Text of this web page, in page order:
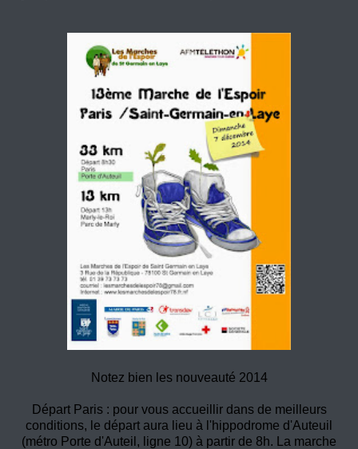
Notez bien les nouveauté 2014
Départ Paris : pour vous accueillir dans de meilleurs
conditions, le départ aura lieu à l'hippodrome d'Auteuil
(métro Porte d'Auteil, ligne 10) à partir de 8h. La marche